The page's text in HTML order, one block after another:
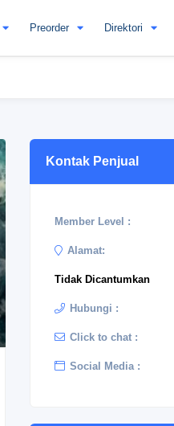
Preorder Direktori
Kontak Penjual
Member Level :
Alamat:
Tidak Dicantumkan
Hubungi :
Click to chat :
Social Media :